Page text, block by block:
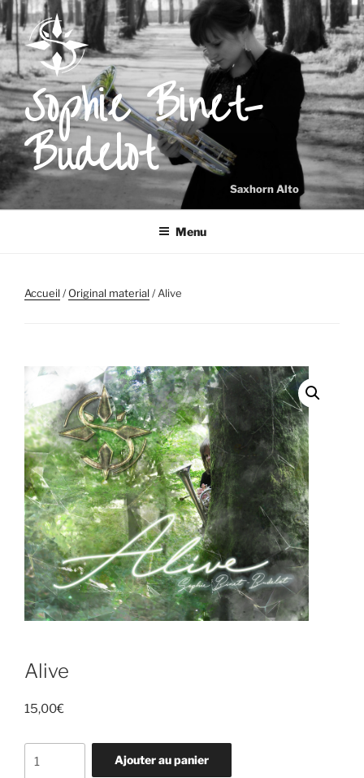
Aller
au
contenu
principalSophie Binet-
Budelot Saxhorn Alto
Menu
Accueil/Original material/ Alive
Alive
15,00€
Ajouter au panier